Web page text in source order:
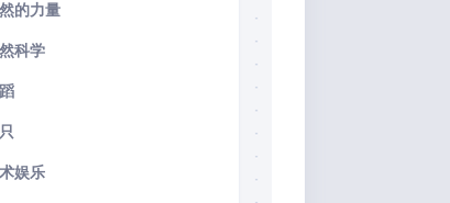
的力量
科学
娱乐